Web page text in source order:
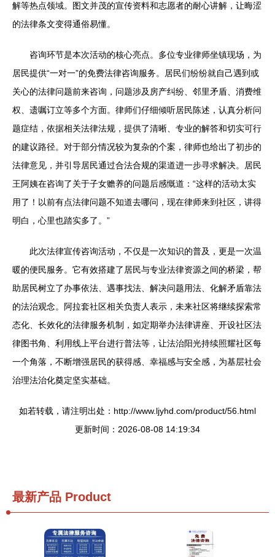
解等热点领域。图文并茂的宣传资料和志愿者的耐心讲解，让晦涩
的法律条文变得通俗易懂。
咨询环节是本次活动的核心亮点。多位专业律师坐镇现场，为
居民提供“一对一”的免费法律咨询服务。居民们纷纷就自己遇到或
关心的法律问题前来咨询，问题涉及房产纠纷、邻里矛盾、消费维
权、遗嘱订立等多个方面。律师们仔细倾听居民陈述，认真分析问
题症结，依据相关法律法规，提供了清晰、专业的解答和切实可行
的建议路径。对于部分情况较为复杂的个案，律师也给出了初步的
法律意见，并引导居民通过合法合规的渠道进一步寻求解决。居民
王阿姨在咨询了关于子女赡养的问题后感慨道：“这样的活动太实
用了！以前有点法律问题不知道去哪问，现在律师来到社区，讲得
明白，心里也踏实多了。”
此次法律宣传咨询活动，不仅是一次知识的普及，更是一次温
暖的便民服务。它有效搭建了居民与专业法律资源之间的桥梁，帮
助居民树立了办事依法、遇事找法、解决问题用法、化解矛盾靠法
的法治观念。阿拉套社区相关负责人表示，未来社区将继续探索常
态化、长效化的法律服务机制，如定期举办法律讲座、开设社区法
律图书角、利用线上平台进行普法等，让法治阳光持续照耀社区每
一个角落，不断增强居民的获得感、幸福感与安全感，为基层社会
治理法治化奠定坚实基础。
如若转载，请注明出处：http://www.ljyhd.com/product/56.html
更新时间：2026-08-08 14:19:34
最新产品 Product